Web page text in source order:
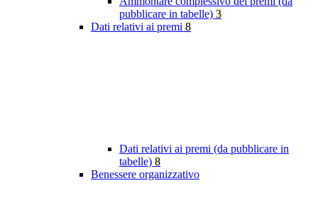
pubblicare in tabelle) 3
Dati relativi ai premi 8
Dati relativi ai premi (da pubblicare in
tabelle) 8
Benessere organizzativo